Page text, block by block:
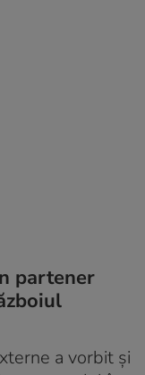
partener
a vorbit și